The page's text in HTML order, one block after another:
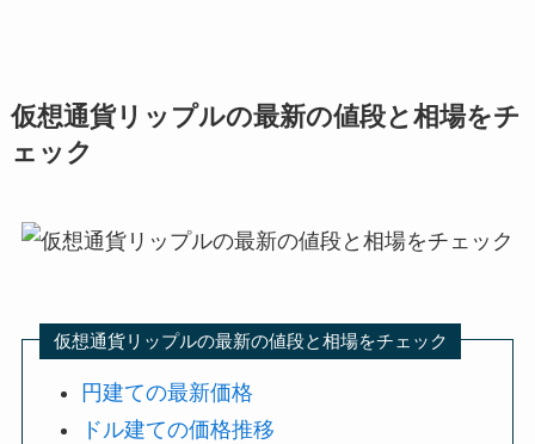
仮想通貨リップルの最新の値段と相場をチ
ェック
仮想通貨リップルの最新の値段と相場をチェック
円建ての最新価格
ドル建ての価格推移